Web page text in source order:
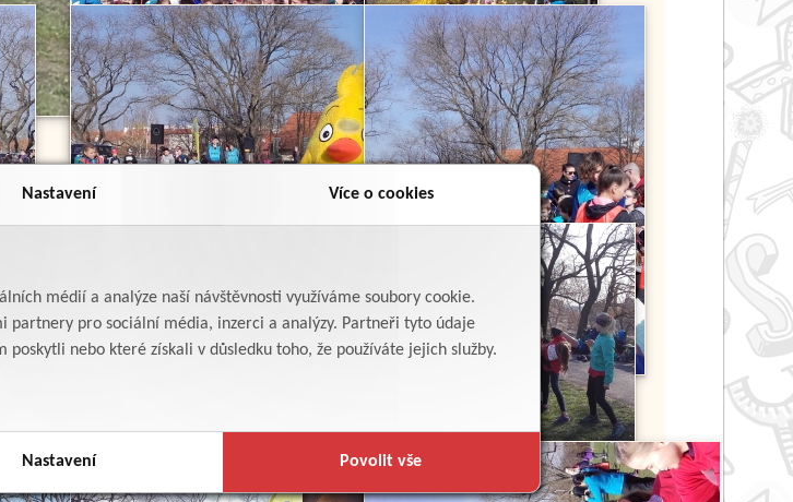
Nastavení Více o cookies
médií a analýze naší návštěvnosti využíváme soubory cookie.
partnery pro sociální média, inzerci a analýzy. Partneři tyto údaje
nebo které získali v důsledku toho, že používáte jejich služby.
Nastavení Povolit vše